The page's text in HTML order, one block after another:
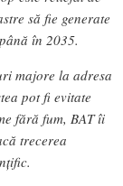
să fie generate
în 2035.
majore la adresa
pot fi evitate
fără fum, BAT îi
trecerea